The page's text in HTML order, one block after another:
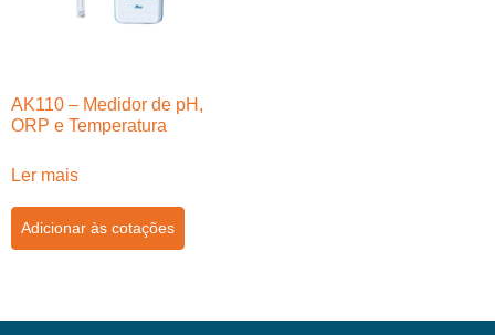
AK110 – Medidor de pH,
ORP e Temperatura
Ler mais
Adicionar às cotações